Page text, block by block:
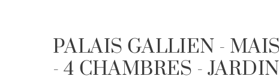
PALAIS GALLIEN -
- 4 CHAMBRES -